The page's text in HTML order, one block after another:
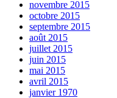
novembre 2015
octobre 2015
septembre 2015
août 2015
juillet 2015
juin 2015
mai 2015
avril 2015
janvier 1970